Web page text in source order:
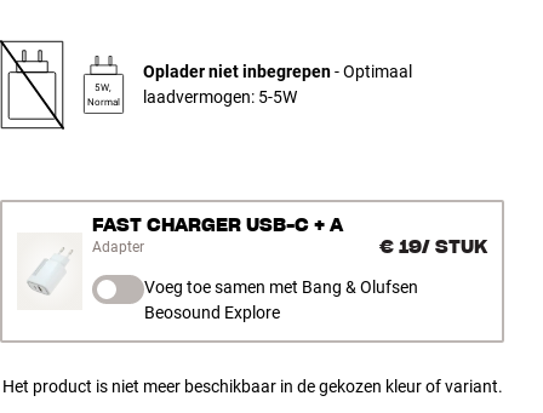
5W,
Normal
Oplader niet inbegrepen- Optimaal
laadvermogen: 5-5W
FAST CHARGER USB-C + A
Adapter € 19/ STUK
Voeg toe samen met Bang & Olufsen
Beosound Explore
Het product is niet meer beschikbaar in de gekozen kleur of variant.